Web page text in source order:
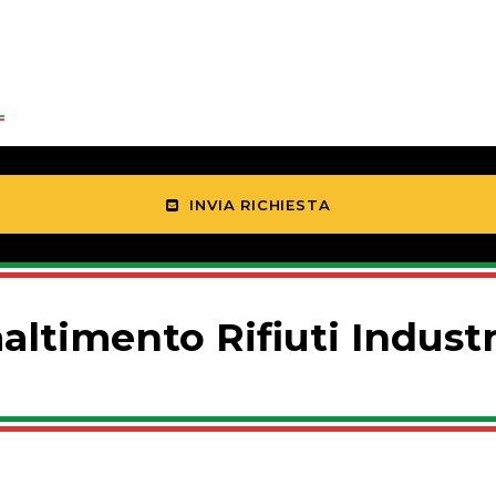
INVIA RICHIESTA
Rifiuti